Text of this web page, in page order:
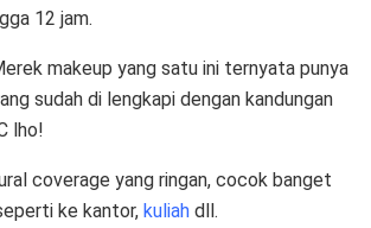
12 jam.
makeup yang satu ini ternyata punya
sudah di lengkapi dengan kandungan
lho!
coverage yang ringan, cocok banget
ke kantor, kuliah dll.